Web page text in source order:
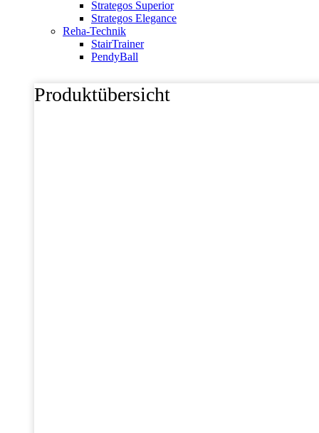
Strategos Superior
Strategos Elegance
Reha-Technik
StairTrainer
PendyBall
Produktübersicht